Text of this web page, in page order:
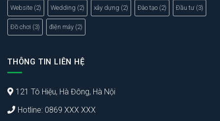
Website (2) Wedding (2) xây dựng (2) Đào tạo (2) Đầu tư (3)
Đồ chơi (3) điện máy (2)
THÔNG TIN LIÊN HỆ
121 Tô Hiệu, Hà Đông, Hà Nội
Hotline: 0869 XXX XXX